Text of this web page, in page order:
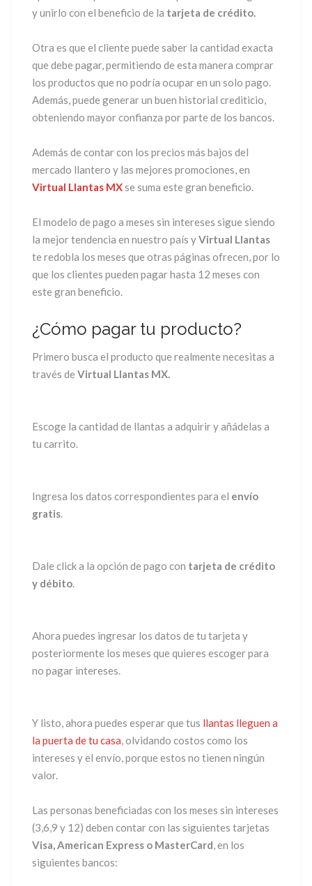
y unirlo con el beneficio de la tarjeta de crédito.
Otra es que el cliente puede saber la cantidad exacta
que debe pagar, permitiendo de esta manera comprar
los productos que no podría ocupar en un solo pago.
Además, puede generar un buen historial crediticio,
obteniendo mayor confianza por parte de los bancos.
Además de contar con los precios más bajos del
mercado llantero y las mejores promociones, en
Virtual Llantas MXse suma este gran beneficio.
El modelo de pago a meses sin intereses sigue siendo
la mejor tendencia en nuestro país yVirtual Llantas
te redobla los meses que otras páginas ofrecen, por lo
que los clientes pueden pagar hasta 12 meses con
este gran beneficio.
¿Cómo pagar tu producto?
Primero busca el producto que realmente necesitas a
través de Virtual Llantas MX.
Escoge la cantidad de llantas a adquirir y añádelas a
tu carrito.
Ingresa los datos correspondientes para el envío
gratis.
Dale click a la opción de pago con tarjeta de crédito
y débito.
Ahora puedes ingresar los datos de tu tarjeta y
posteriormente los meses que quieres escoger para
no pagar intereses.
Y listo, ahora puedes esperar que tus llantas lleguen a
la puerta de tu casa, olvidando costos como los
intereses y el envío, porque estos no tienen ningún
valor.
Las personas beneficiadas con los meses sin intereses
(3,6,9 y 12) deben contar con las siguientes tarjetas
Visa, American Express o MasterCard, en los
siguientes bancos: